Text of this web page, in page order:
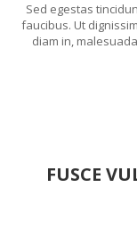
Sed egestas
faucibus. Ut
diam in,
FUSCE